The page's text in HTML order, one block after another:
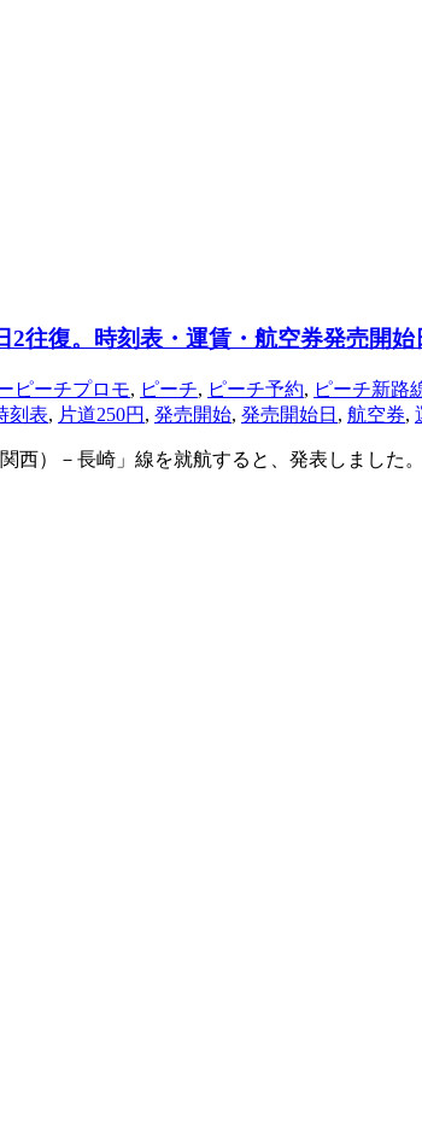
2往復。時刻表・運賃・航空券発売開
ピーチプロモ, ピーチ, ピーチ予約, ピーチ新路
刻表, 片道250円 , 発売開始, 発売開始日 , 航空券,
西）－長崎」線を就航すると、発表しました